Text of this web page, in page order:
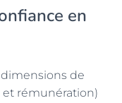
en
dimensions de
et rémunération)